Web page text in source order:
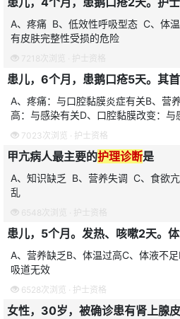
A、疼痛 B、低效性呼吸型态 C、体
有皮肤完整性受损的危险
7218次浏览 · 护士资格
患儿，6个月，患鹅口疮5天。其
A、疼痛：与口腔黏膜炎症有关B、营
高：与感染有关D、口腔黏膜改变：与
损：与感染有关
7023次浏览 · 护士资格
甲亢病人最主要的护理诊断是
A、知识缺乏 B、营养失调 C、食欲
乱
6548次浏览 · 护士资格
A、营养缺乏B、体温过高C、体液不
吸道无效
6528次浏览 · 护士资格